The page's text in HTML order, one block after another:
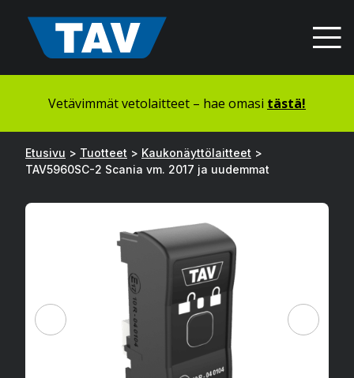
sisältöön
Vetävimmät vetolaitteet – hae omasi tästä!
Etusivu > Tuotteet > Kaukonäyttölaitteet >
TAV5960SC-2 Scania vm. 2017 ja uudemmat